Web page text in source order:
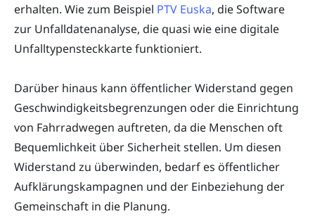
erhalten. Wie zum Beispiel PTV Euska, die Software
zur Unfalldatenanalyse, die quasi wie eine digitale
Unfalltypensteckkarte funktioniert.
Darüber hinaus kann öffentlicher Widerstand gegen
Geschwindigkeitsbegrenzungen oder die Einrichtung
von Fahrradwegen auftreten, da die Menschen oft
Bequemlichkeit über Sicherheit stellen. Um diesen
Widerstand zu überwinden, bedarf es öffentlicher
Aufklärungskampagnen und der Einbeziehung der
Gemeinschaft in die Planung.